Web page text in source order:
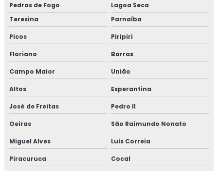
Pedras de Fogo
Lagoa Seca
Teresina
Parnaíba
Picos Piripiri
Floriano Barras
Campo Maior União
Altos Esperantina
José de Freitas Pedro II
Oeiras São Raimundo Nonato
Miguel Alves Luís Correia
Piracuruca Cocal